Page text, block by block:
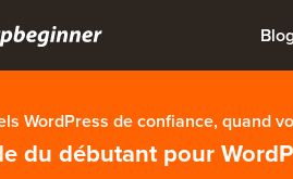
WordPress de confiance, quand
du débutant pour